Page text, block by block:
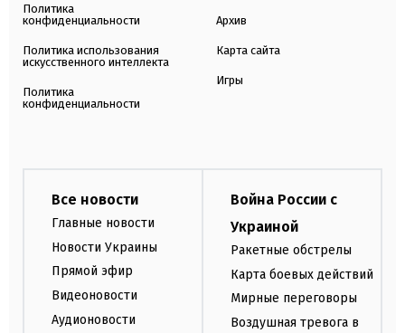
Политика
конфиденциальности
Политика использования
искусственного интеллекта
Политика
конфиденциальности
Архив
Карта сайта
Игры
Все новости
Главные новости
Новости Украины
Прямой эфир
Видеоновости
Аудионовости
Война России с
Украиной
Ракетные обстрелы
Карта боевых действий
Мирные переговоры
Воздушная тревога в